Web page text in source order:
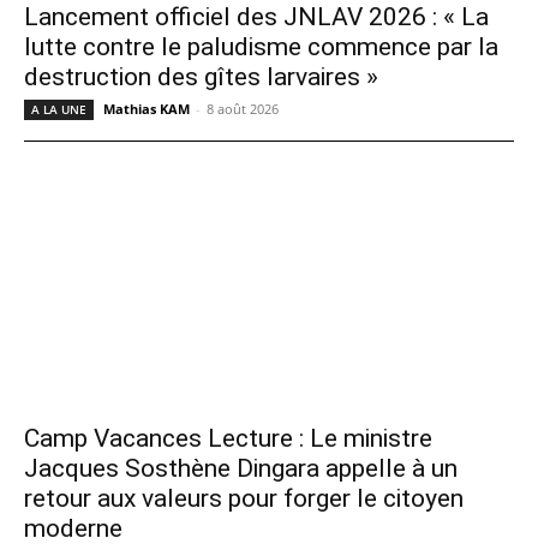
Lancement officiel des JNLAV 2026 : « La
lutte contre le paludisme commence par la
destruction des gîtes larvaires »
A LA UNE Mathias KAM - 8 août 2026
Camp Vacances Lecture : Le ministre
Jacques Sosthène Dingara appelle à un
retour aux valeurs pour forger le citoyen
moderne